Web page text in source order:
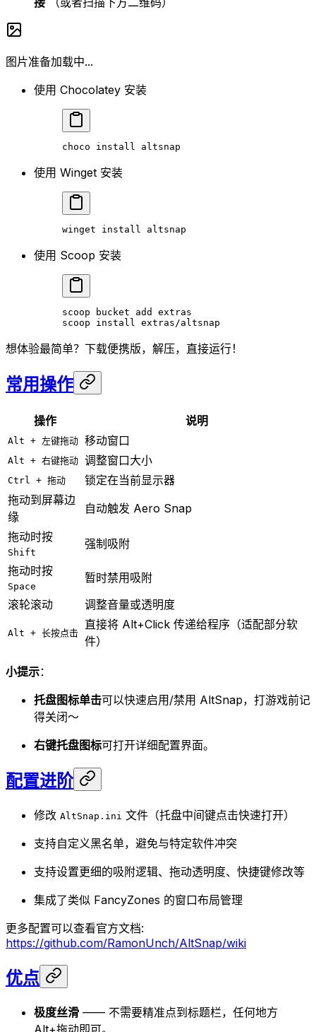
图片准备加载中...
使用 Chocolatey 安装
choco install altsnap
使用 Winget 安装
winget install altsnap
使用 Scoop 安装
scoop bucket add
extras
scoop install extras/altsnap
想体验最简单？下载便携版，解压，直接运行！
常用操作
操作 说明
Alt + 左键拖动 移动窗口
Alt + 右键拖动 调整窗口大小
Ctrl + 拖动
锁定在当前显示器
拖动到屏幕边
缘
自动触发 Aero Snap
拖动时按
Shift
强制吸附
拖动时按
Space
暂时禁用吸附
滚轮滚动
调整音量或透明度
Alt + 长按点击
直接将 Alt+Click 传递给程序（适配部分软
件）
小提示：
托盘图标单击可以快速启用/禁用 AltSnap，打游戏前记
得关闭～
右键托盘图标可打开详细配置界面。
配置进阶
修改 AltSnap.ini 文件（托盘中间键点击快速打开）
支持自定义黑名单，避免与特定软件冲突
支持设置更细的吸附逻辑、拖动透明度、快捷键修改等
集成了类似 FancyZones 的窗口布局管理
更多配置可以查看官方文档:
https://github.com/RamonUnch/AltSnap/wiki
优点
极度丝滑 —— 不需要精准点到标题栏，任何地方
Alt+拖动即可。